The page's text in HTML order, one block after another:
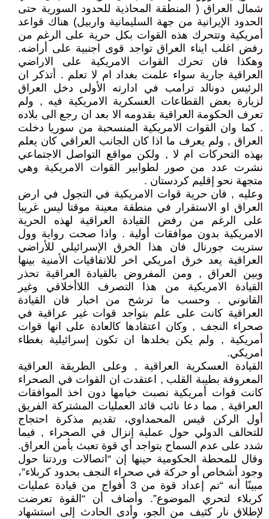
شمال العراق ( المنطقة المحاذية للحدود السورية حتى
الحدود الإيرانية من جهة السليمانية واربيل) هناك قواعد
أمريكية وتتحرك هذه القوات بكل حرية على الرغم من
رفض اغلب ايناء العراق تواجد قوى اجنبية على أراضه.
وهكذا فان تحرك القوات الامريكية على الاراضي
العراقية جارية سواء علمت بغداد ام لا تعلم . أتذكر ان
الرئيس دونالد ترامب في ادارته الأولى دخل العراق
لزيارة بعض القطاعات العسكرية الامريكية فيه , ولم
تعرف الحكومة العراقية بقدومه الا بعد ان رجع الى بلاده
. كما وان القوات الامريكية المنسحبة من سوريا دخلت
العراق , ولم يعرف ما اذا كان الجانب العراقي كان يعلم
بهذه التحركات ام لا , ولكن مواقع التواصل الاجتماعي
نشرت عدد من صور لطوابير القوات الامريكية وهي
متجهة نحو إقليم كردستان .
وعليه , فان حرية قوات الامريكية في التجول في ارض
العراق او الاستقرار في منطقة معينة موقتا ليس غريبا
على الرغم من رفض القيادة العراقية لهذه الحرية
الامريكية بدون موافقات أولية . واذا صحت رواية وول
ستريت جورنال فان هذا الخرق الإسرائيلي للأراضي
العراقية يعد خرق امريكي اخر للاتفاقيات الأمنية بينها
وبين العراق , ومن المفروض بالقيادة العراقية تحذر
القيادة الامريكية من هذا التصرف اللاأخلاقي وغير
القانوني . وحسب ما ترشح من اخبار فان القيادة
العراقية كانت على علم بتواجد قوات غير عراقية في
صحراء النجف , وكان اعتقادها كالعادة على انها قوات
أمريكية , ولم يكن بخلدها ان تكون إسرائيلية بغطاء
امريكي.
القيادة العسكرية العراقية , وعلى الطريقة العراقية
المعروفة بطيبة القلب , اعتقدت ان القوات في الصحراء
كانت قوات أمريكية نصبت خيامها دون اخذ الموافقات
العراقية , مما دعا نائب قائد العمليات المشتركة الفريق
أول الركن قيس المحمداوي، تقديم مذكرة احتجاج
للتحالف الدولي حول عملية إنزال في الصحراء , فيما
شدد على عدم السماح بتواجد أي قوة تعبث بأمن العراق.
وقال للمحطة الحكومية حينها إن “اتصالات وردتنا حول
وجود أشخاص أو حركة في صحراء النجف بحدود كربلاء”،
مبينًا أنه “تم إعداد قوة من 3 أفواج من قيادة عمليات
كربلاء لتحري الموضوع”. وأضاف أن “القوة تعرضت
لإطلاق نار كثيف من الجو، وأدى الحادث إلى استشهاد